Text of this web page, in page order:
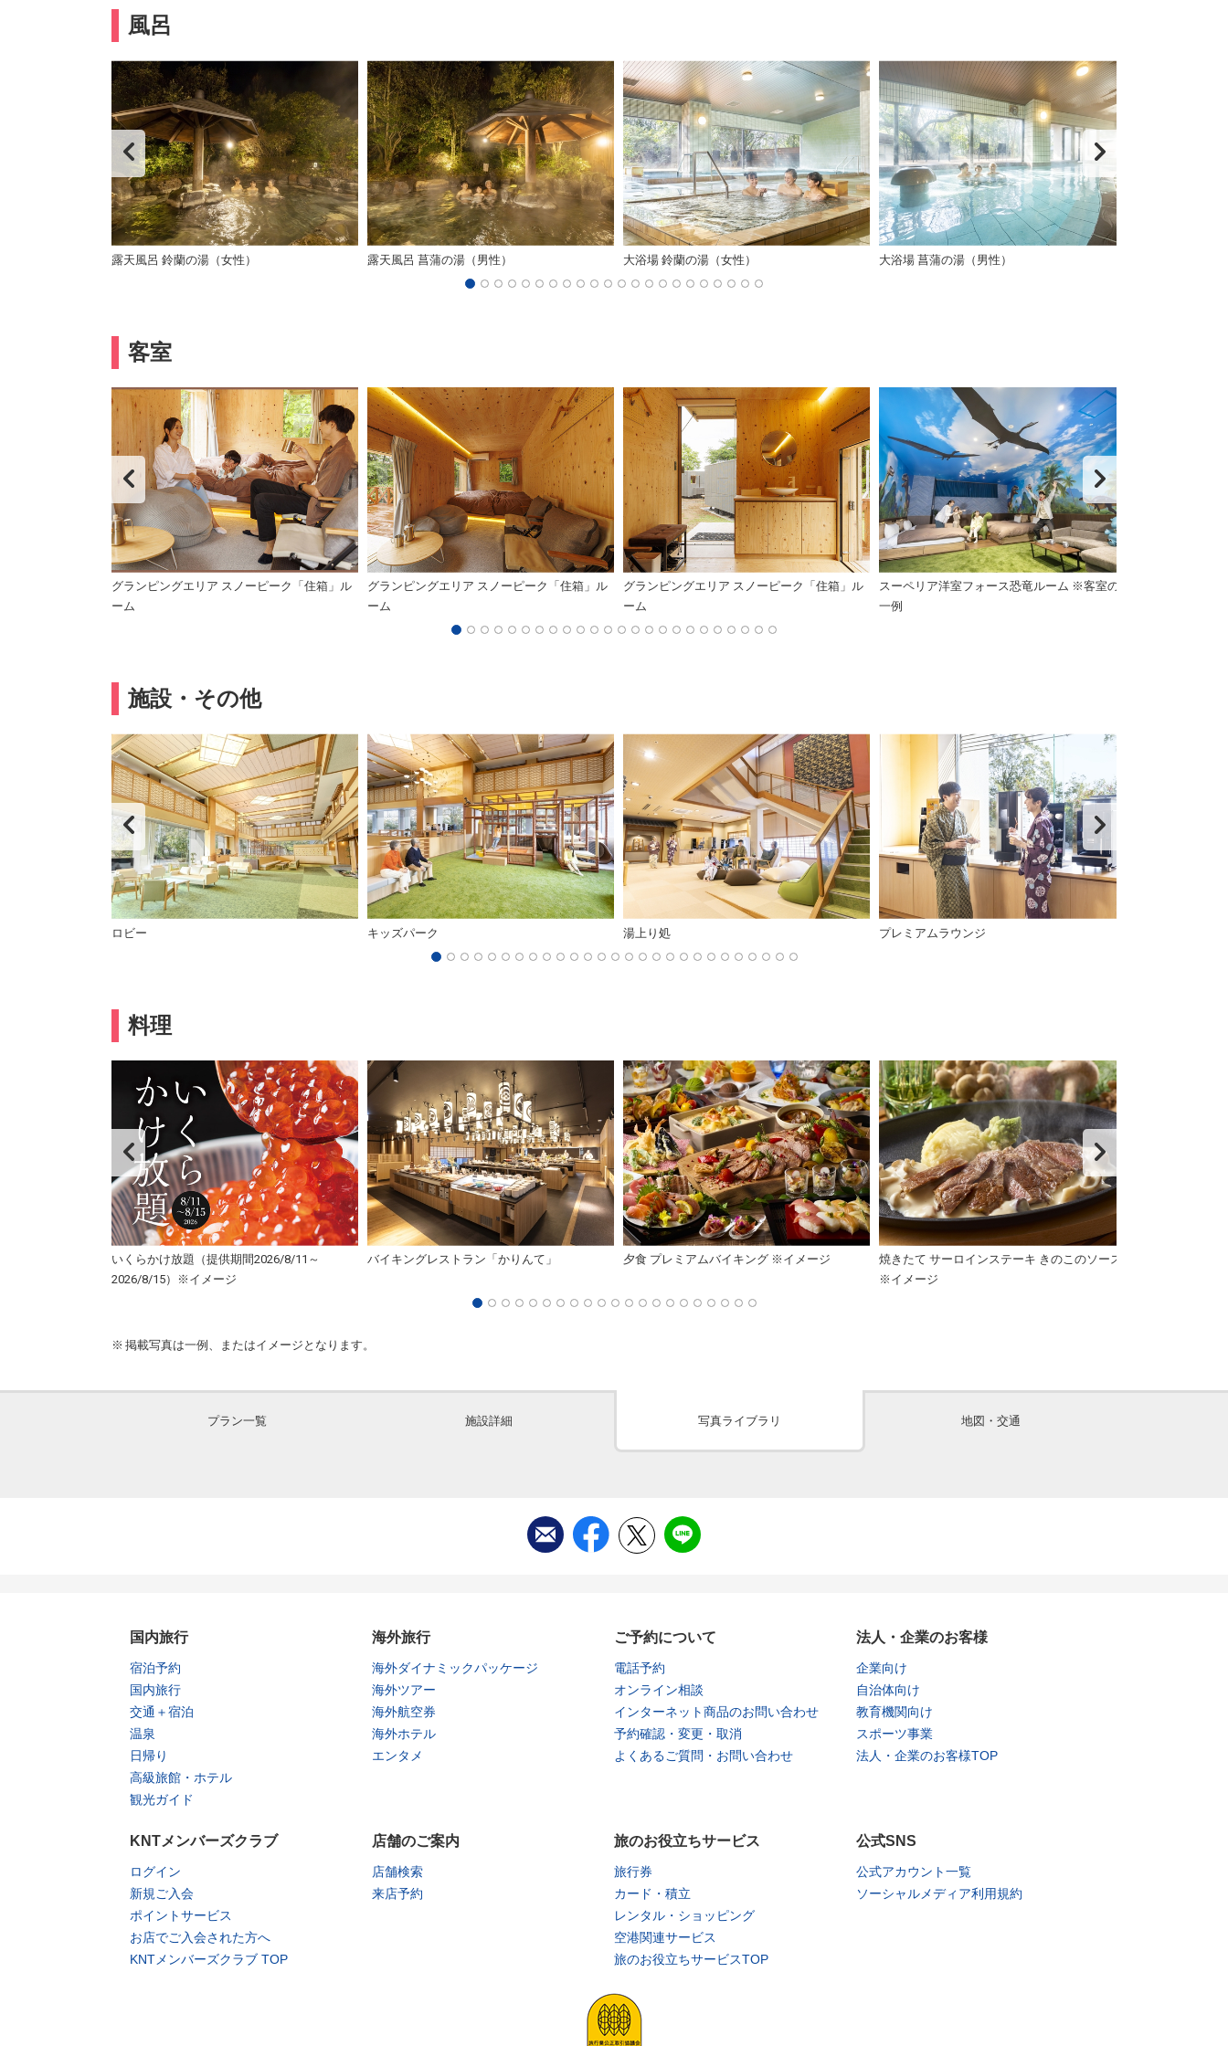
風呂
露天風呂 鈴蘭の湯（女性） 露天風呂 菖蒲の湯（男性） 大浴場 鈴蘭の湯（女性） 大浴場 菖蒲の湯（男性）
客室
グランピングエリア スノーピーク「住箱」ル
ーム
グランピングエリア スノーピーク「住箱」ル
ーム
グランピングエリア スノーピーク「住箱」ル
ーム
スーペリア洋室フォース恐竜ルーム ※客室の
一例
施設・その他
ロビー キッズパーク 湯上り処 プレミアムラウンジ
料理
いくらかけ放題（提供期間2026/8/11～
2026/8/15）※イメージ
バイキングレストラン「かりんて」 夕食 プレミアムバイキング ※イメージ
焼きたて サーロインステーキ きのこのソース
※イメージ
掲載写真は一例、またはイメージとなります。
プラン一覧 施設詳細 写真ライブラリ 地図・交通
国内旅行
宿泊予約
国内旅行
交通＋宿泊
温泉
日帰り
高級旅館・ホテル
観光ガイド
海外旅行
海外ダイナミックパッケージ
海外ツアー
海外航空券
海外ホテル
エンタメ
ご予約について
電話予約
オンライン相談
インターネット商品のお問い合わせ
予約確認・変更・取消
よくあるご質問・お問い合わせ
法人・企業のお客様
企業向け
自治体向け
教育機関向け
スポーツ事業
法人・企業のお客様TOP
KNTメンバーズクラブ
ログイン
新規ご入会
ポイントサービス
お店でご入会された方へ
KNTメンバーズクラブ TOP
店舗のご案内
店舗検索
来店予約
旅のお役立ちサービス
旅行券
カード・積立
レンタル・ショッピング
空港関連サービス
旅のお役立ちサービスTOP
公式SNS
公式アカウント一覧
ソーシャルメディア利用規約